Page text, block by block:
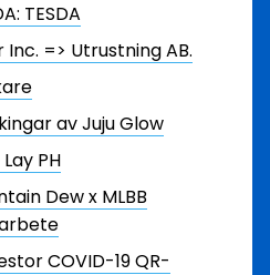
TESDA
Inc. => Utrustning AB.
av Juju Glow
PH
Dew x MLBB
COVID-19 QR-